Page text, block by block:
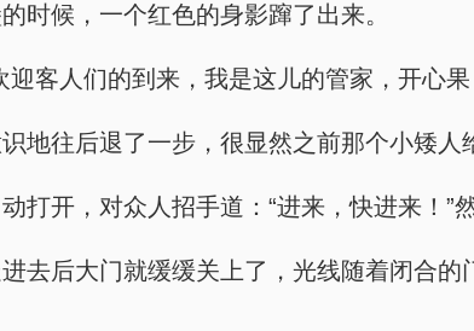
时候，一个红色的身影蹿了出来。
迎客人们的到来，我是这儿的管家，开心
地往后退了一步，很显然之前那个小矮人
打开，对众人招手道：“进来，快进来！”
去后大门就缓缓关上了，光线随着闭合